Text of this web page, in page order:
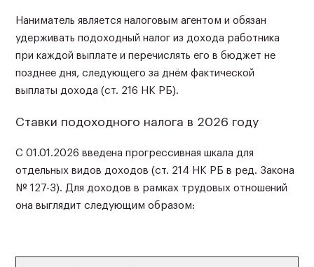
Наниматель является налоговым агентом и обязан
удерживать подоходный налог из дохода работника
при каждой выплате и перечислять его в бюджет не
позднее дня, следующего за днём фактической
выплаты дохода (ст. 216 НК РБ).
Ставки подоходного налога в 2026 году
С 01.01.2026 введена прогрессивная шкала для
отдельных видов доходов (ст. 214 НК РБ в ред. Закона
№ 127-З). Для доходов в рамках трудовых отношений
она выглядит следующим образом: